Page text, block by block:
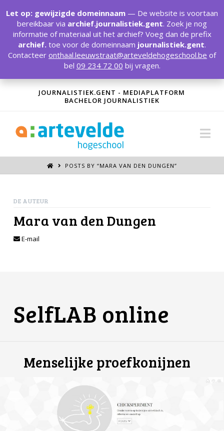
JOURNALISTIEK.GENT - MEDIAPLATFORM
BACHELOR JOURNALISTIEK
POSTS BY “MARA VAN DEN DUNGEN”
DE AUTEUR
Mara van den Dungen
E-mail
SelfLAB online
Menselijke proefkonijnen
Let op: gewijzigde domeinnaam — De website is voortaan
bereikbaar via archief.journalistiek.gent. Zoek je nog
informatie of materiaal uit het archief? Voeg dan de prefix
archief. toe voor de domeinnaam journalistiek.gent.
Contacteer onthaal.leeuwstraat@arteveldehogeschool.be of
bel 09 234 72 00 bij vragen.